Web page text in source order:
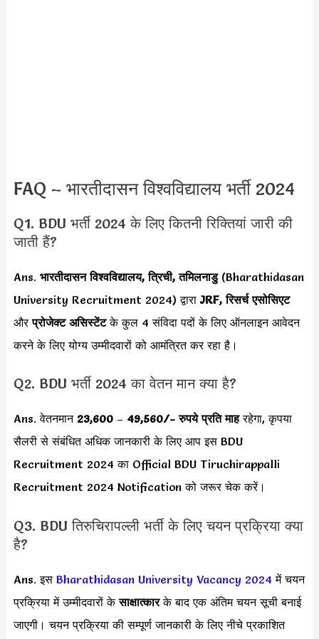
FAQ – भारतीदासन विश्वविद्यालय भर्ती 2024
Q1. BDU भर्ती 2024 के लिए कितनी रिक्तियां जारी की
जाती हैं?
Ans. भारतीदासन विश्वविद्यालय, त्रिची, तमिलनाडु (Bharathidasan
University Recruitment 2024) द्वारा JRF, रिसर्च एसोसिएट
औरप्रोजेक्ट असिस्टेंटके कुल 4 संविदा पदों के लिए ऑनलाइन आवेदन
करने के लिए योग्य उम्मीदवारों को आमंत्रित कर रहा है।
Q2. BDU भर्ती 2024 का वेतन मान क्या है?
Ans. वेतनमान 23,600 – 49,560/- रुपये प्रति माहरहेगा, कृपया
सैलरी से संबंधित अधिक जानकारी के लिए आप इस BDU
Recruitment 2024 का Official BDU Tiruchirappalli
Recruitment 2024 Notification को जरूर चेक करें।
Q3. BDU तिरुचिरापल्ली भर्ती के लिए चयन प्रक्रिया क्या
है?
Ans. इस Bharathidasan University Vacancy 2024 में चयन
प्रक्रिया में उम्मीदवारों केसाक्षात्कारके बाद एक अंतिम चयन सूची बनाई
जाएगी। चयन प्रक्रिया की सम्पूर्ण जानकारी के लिए नीचे प्रकाशित